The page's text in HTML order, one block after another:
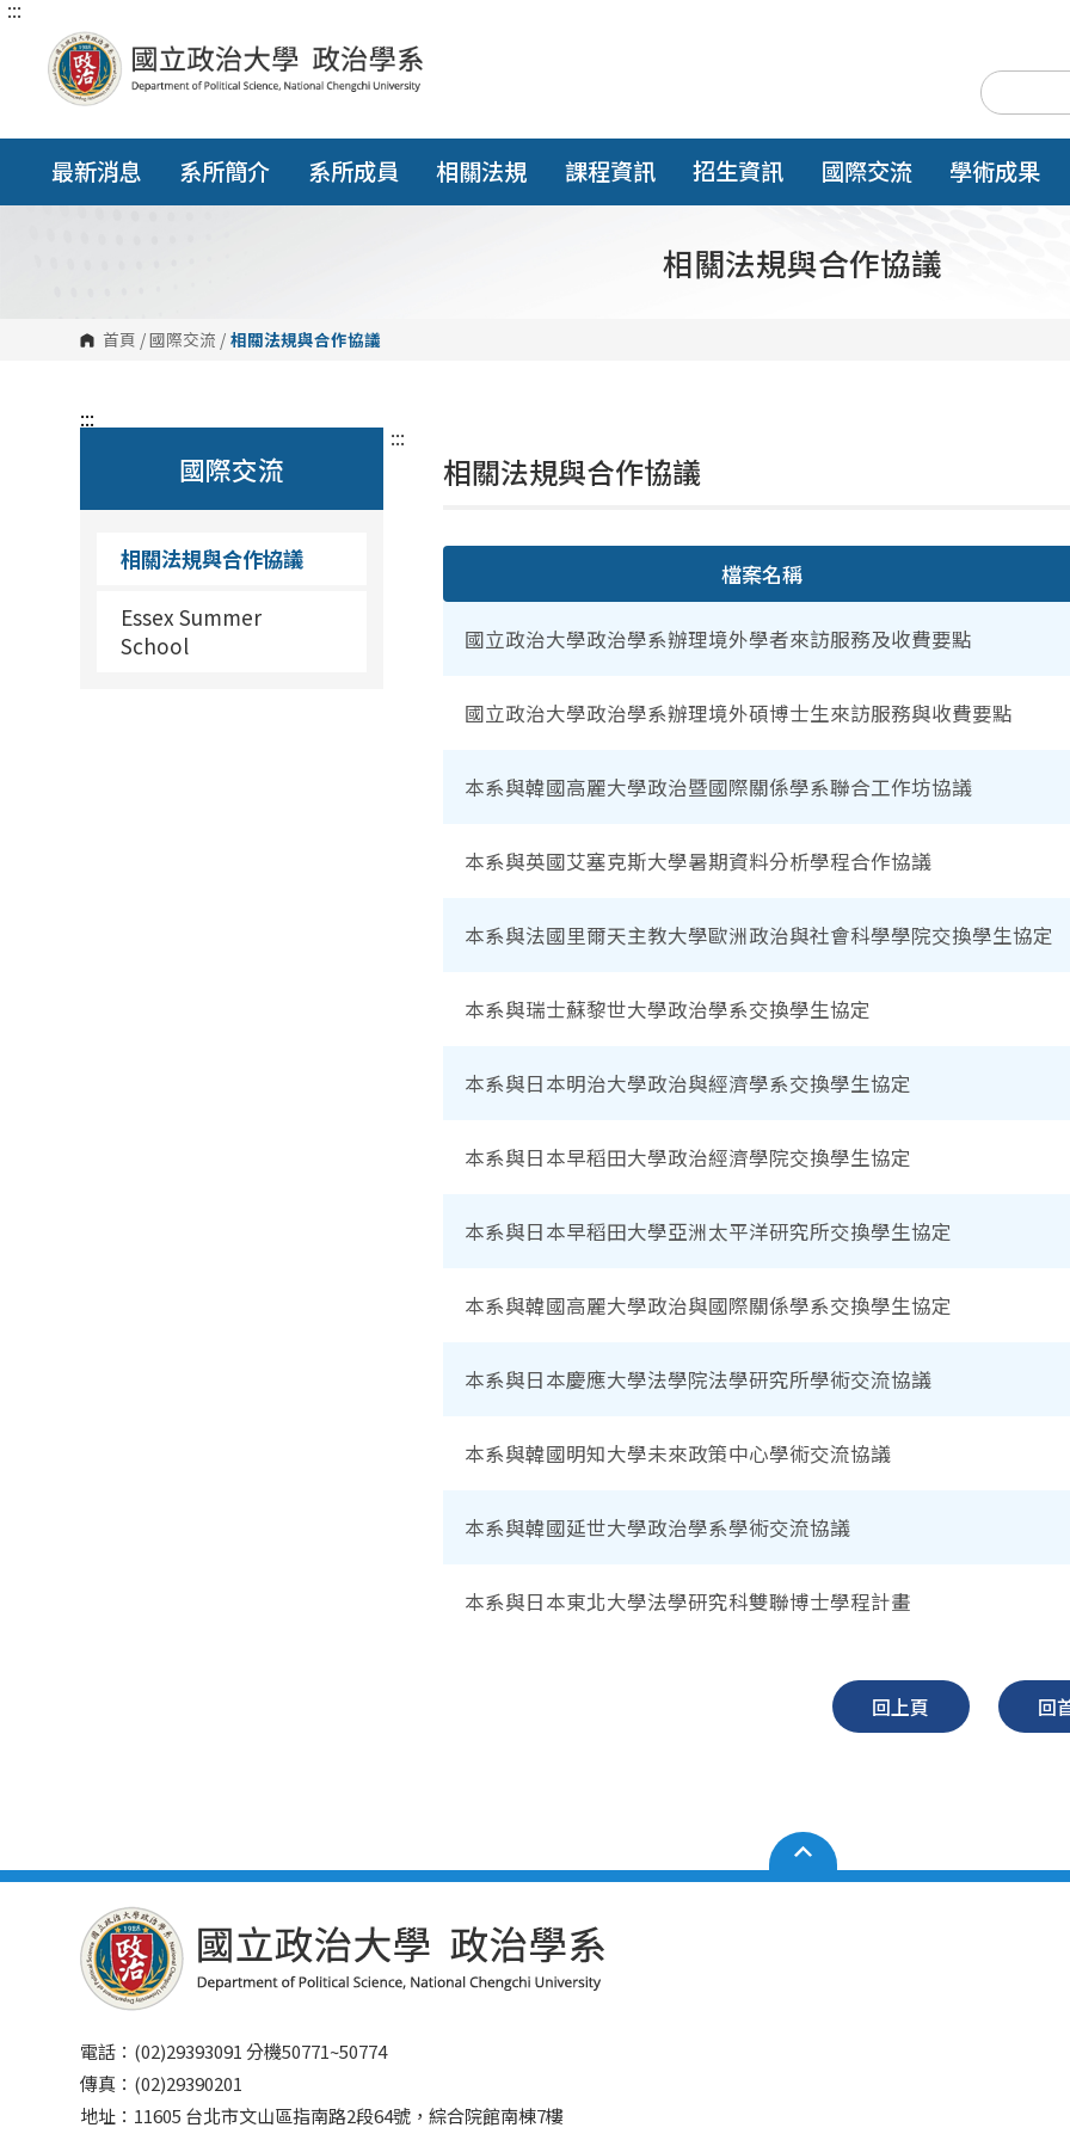
跳
塊
:::
最新消息 系所簡介 系所成員 相關法規 課程資訊 招生資訊 國際交流 學術成果
相關法規與合作協議
首頁 /國際交流 / 相關法規與合作協議
:::
國際交流
相關法規與合作協議
Essex Summer
School
:::
相關法規與合作協議
檔案名稱
國立政治大學政治學系辦理境外學者來訪服務及收費要點
國立政治大學政治學系辦理境外碩博士生來訪服務與收費要點
本系與韓國高麗大學政治暨國際關係學系聯合工作坊協議
本系與英國艾塞克斯大學暑期資料分析學程合作協議
本系與法國里爾天主教大學歐洲政治與社會科學學院交換學生協定
本系與瑞士蘇黎世大學政治學系交換學生協定
本系與日本明治大學政治與經濟學系交換學生協定
本系與日本早稻田大學政治經濟學院交換學生協定
本系與日本早稻田大學亞洲太平洋研究所交換學生協定
本系與韓國高麗大學政治與國際關係學系交換學生協定
本系與日本慶應大學法學院法學研究所學術交流協議
本系與韓國明知大學未來政策中心學術交流協議
本系與韓國延世大學政治學系學術交流協議
本系與日本東北大學法學研究科雙聯博士學程計畫
回上頁 回
電話：(02)29393091 分機50771~50774
傳真：(02)29390201
地址：11605 台北市文山區指南路2段64號，綜合院館南棟7樓